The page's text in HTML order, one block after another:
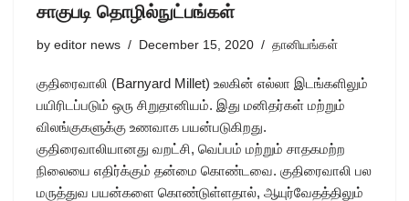
சாகுபடி தொழில்நுட்பங்கள்
by editor news December 15, 2020 தானியங்கள்
குதிரைவாலி (Barnyard Millet) உலகின் எல்லா இடங்களிலும்
பயிரிடப்படும் ஒரு சிறுதானியம். இது மனிதர்கள் மற்றும்
விலங்குகளுக்கு உணவாக பயன்படுகிறது.
குதிரைவாலியானது வறட்சி, வெப்பம் மற்றும் சாதகமற்ற
நிலையை எதிர்க்கும் தன்மை கொண்டவை. குதிரைவாலி பல
மருத்துவ பயன்களை கொண்டுள்ளதால், ஆயுர்வேதத்திலும்